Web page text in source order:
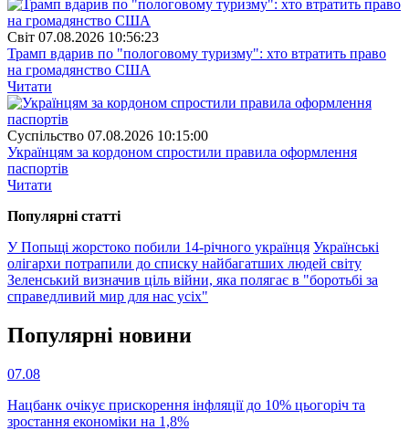
Свiт 07.08.2026 10:56:23
Трамп вдарив по "пологовому туризму": хто втратить право
на громадянство США
Читати
Суспiльство 07.08.2026 10:15:00
Українцям за кордоном спростили правила оформлення
паспортів
Читати
Популярнi статтi
У Попьщі жорстоко побили 14-річного українця Українські
олігархи потрапили до списку найбагатших людей світу
Зеленський визначив ціль війни, яка полягає в "боротьбі за
справедливий мир для нас усіх"
Популярнi новини
07.08
Нацбанк очікує прискорення інфляції до 10% цьогоріч та
зростання економіки на 1,8%